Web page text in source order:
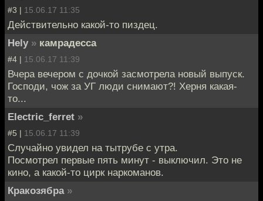
#3 | 15.06.17 11:35
Действительно какой-то пиздец.
Hely » камрадесса
#4 | 15.06.17 11:39
Вчера вечером с дочкой засмотрела новый выпуск.
Господи, чож за УГ люди снимают?! Херня какая-
то...
Electric_ferret »
#5 | 15.06.17 11:39
Случайно увидел на тытрубе с утра.
Посмотрел первые пять минут - выключил. Это не
кино, а какой-то цирк наркоманов.
Кракозябра »